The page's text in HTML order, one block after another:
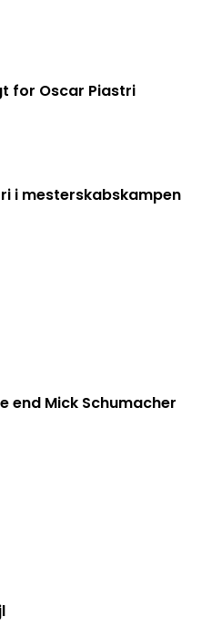
for Oscar Piastri
i mesterskabskampen
end Mick Schumacher